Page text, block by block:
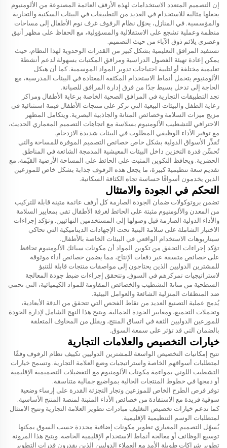
إن التصميم المتعدد الاستخدامات لهذه الأرفف العائمة المصنوعة من الألومنيوم
يجعلها مثالية للاستخدام في العديد من التطبيقات في البيئات السكنية والتجارية
والمؤسسية. في المنازل، يحوّل نظام الرفوف غرف نوم الأطفال إلى مساحات
منظمة وعملية تشجع على الاستقلالية والمسؤولية، مع الحفاظ على مظهر أنيق
وعصري يلائم ذوق الآباء من حيث التصميم.
تستفيد المرافق التعليمية بشكل كبير من القدرات الوحدوية لهذا النظام، حيث
يمكن إعادة تهيئة الفصول الدراسية ومرافق المكتبات بسهولة لدعم أنشطة
تعليمية مختلفة أو لتلبية احتياجات تدوير المواد الموسمية. كما أن هيكل
الألومنيوم يتحمل أنماط الاستخدام المكثفة المعتادة في البيئات المدرسية، مع
الحاجة إلى تدخل بسيط جدًا من فرق إدارة المرافق للصيانة.
تجد التطبيقات التجارية في المرافق الصحية الخاصة برعاية الأطفال ومراكز
رعاية الطفل والبيئات البيعية التي تركز على منتجات الأطفال قيمة استثنائية في
مزيج ميزات السلامة وخصائص المتانة والجاذبية البصرية. ويتكامل المظهر
الاحترافي للتشطيب الألومنيوم بسلاسة مع اتجاهات التصميم المعماري الحديث،
مع توفير الأداء الوظيفي المطلوب في البيئات شديدة الازدحام.
تُقدِّر الأسواق الدولية بشكل خاص خصائص التصميم الموفرة للمساحة والتي
تُحسِّن قدرة التخزين داخل البيئات المعيشية المدمجة الشائعة في المناطق
الحضرية. ويحافظ التكوين المثبت على الحائط على المساحة الأرضية القيّمة، مع
تقديم سعة تنظيمية كبيرة، ما يجعل هذه الرفوف جذابة بشكل خاص للموزعين
الذين يخدمون أسواقًا حساسة تجاه الكثافة السكانية.
التحكم في الجودة والامتثال
تضمن بروتوكولات ضمان الجودة الصارمة كل أرفف عائمة متينة قابلة للتركيب
من المعدن والألومنيوم مثبتة على الحائط لغرفة الأطفال تفي بمعايير السلامة
والأداء الدولية الصارمة قبل وصولها إلى المستخدمين النهائيين. وتؤكد إجراءات
الاختبار الشاملة على سلامة البنية تحت الإجهادات الديناميكية التي تحاكي
سيناريوهات الاستخدام الواقعي في البيئات الخاصة بالأطفال.
تؤكد إجراءات التحقق من تكوين المواد أن مكونات سبائك الألومنيوم تحافظ
على خصائص متسقة عبر دفعات الإنتاج، مما يضمن خصائص أداء موثوقة
للمشترين الدوليين الذين يحتاجون إلى مواصفات منتجات قابلة للتنبؤ
لاستراتيجيات تمركزهم في السوق. وتتحقق إجراءات ضبط جودة المعالجة
السطحية من متانة التشطيب والخصائص المقاومة للمواد الكيميائية، التي تحمي
ضد المنظفات المنزلية الشائعة والعوامل البيئية.
يُدمج عملية التصنيع العديد من نقاط الفحص التي تتحقق من الدقة الأبعادية،
وتحملات التجميع، ومعايير الجودة الجمالية. ويتيح هذا النهج الشامل لإدارة الجودة
للموزعين الدوليين الثقة في اتساق المنتج، ويقلل من المخاوف المتعلقة
بالضمان التي قد تؤثر على سمعة السوق.
خيارات التخصيص والعلامات التجارية
تتيح إمكانيات التخصيص الواسعة للمشترين الدوليين تكييف نظام الرفوف وفقًا
لمتطلبات أسواقهم الخاصة واستراتيجيات وضع العلامة التجارية. وتسمح خيارات
التشطيب اللوني بمواءمة مكونات الألومنيوم مع التفضيلات التصميمية الإقليمية
أو دمجها في خطوط المنتجات الحالية بمواضيع جمالية متناسقة.
توفر فرص الطرح الخاص للموزعين وتجار التجزئة القدرة على إرساء وضعية
سوقية فريدة مع الاستفادة من خصائص الأداء المثبتة لمنصة المنتج الأساسية.
كما تدعم خيارات تخصيص التغليف مبادرات تطوير العلامة التجارية وتتيح الامتثال
لمتطلبات الوسم التنظيمية الإقليمية.
يُسهّل التصميم المعياري تطوير مكونات إضافية محددة حسب السوق يمكنها
توسيع الوظائف أو معالجة أنماط الاستخدام الإقليمية الخاصة. ويتيح هذا المرونة
تطوير شراكات طويلة الأمد مع العملاء الدوليين الذين يقدرون قدرات التطوير